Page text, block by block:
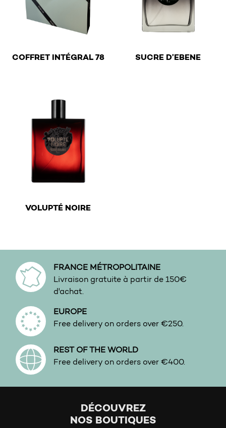
COFFRET INTÉGRAL 78
€
SUCRE D’EBENE
VOLUPTÉ NOIRE
FRANCE MÉTROPOLITAINE
Livraison gratuite à partir de 150€
d'achat.
EUROPE
Free delivery on orders over €250.
REST OF THE WORLD
Free delivery on orders over €400.
DÉCOUVREZ
NOS BOUTIQUES